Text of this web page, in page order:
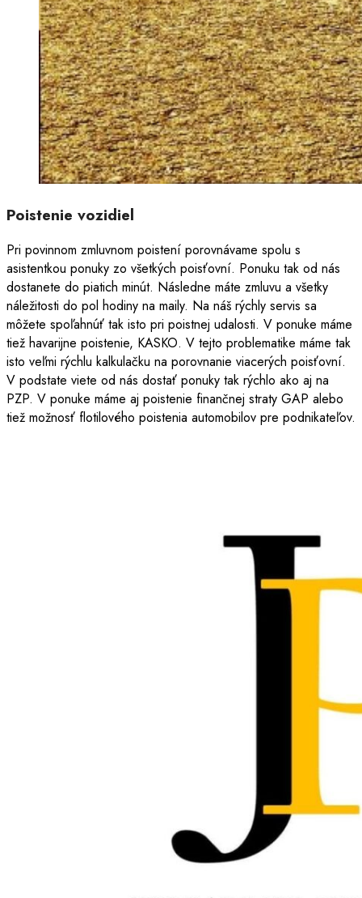
Poistenie vozidiel
Pri povinnom zmluvnom poistení porovnávame spolu s
asistentkou ponuky zo všetkých poisťovní. Ponuku tak od nás
dostanete do piatich minút. Následne máte zmluvu a všetky
náležitosti do pol hodiny na maily. Na náš rýchly servis sa
môžete spoľahnúť tak isto pri poistnej udalosti. V ponuke máme
tiež havarijne poistenie, KASKO. V tejto problematike máme tak
isto veľmi rýchlu kalkulačku na porovnanie viacerých poisťovní.
V podstate viete od nás dostať ponuky tak rýchlo ako aj na
PZP. V ponuke máme aj poistenie finančnej straty GAP alebo
tiež možnosť flotilového poistenia automobilov pre podnikateľov.